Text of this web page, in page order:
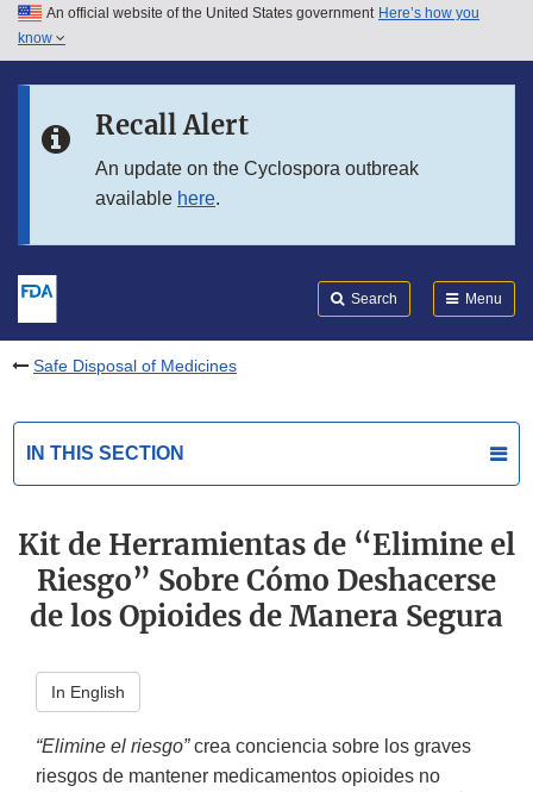
Skip to main content
Skip to in this section menu
An official website of the United States government Here’s how you
know
Recall Alert
An update on the Cyclospora outbreak
available here.
Search Menu
Safe Disposal of Medicines
IN THIS SECTION
Kit de Herramientas de “Elimine el
Riesgo” Sobre Cómo Deshacerse
de los Opioides de Manera Segura
In English
“Elimine el riesgo”crea conciencia sobre los graves
riesgos de mantener medicamentos opioides no